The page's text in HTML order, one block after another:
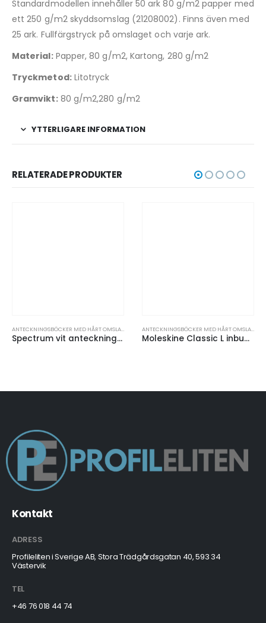
Standardmodellen innehåller 50 ark 80 g/m2 papper med
ett 250 g/m2 skyddsomslag (21208002). Finns även med
25 ark. Fullfärgstryck på omslaget och varje ark.
Material:Papper, 80 g/m2, Kartong, 280 g/m2
Tryckmetod:Litotryck
Gramvikt:80 g/m2,280 g/m2
YTTERLIGARE INFORMATION
RELATERADE PRODUKTER
OCH PAPPERSPRODUKTER
ANTECKNINGSBÖCKER MED HÅRT OMSLAG,ANTECKNINGSBÖCKER OCH PAPPERSPRODUKTER
Spectrum vit anteckningsbok A5 med färgad kontrast
ANTECKNINGSBÖCKER MED HÅRT OMSLAG,
Moleskine Classic L inbunden anteckningsbok – linjerad
Kontakt
ADRESS
Profileliten i Sverige AB, Stora Trädgårdsgatan 40, 593 34
Västervik
TEL
+46 76 018 44 74